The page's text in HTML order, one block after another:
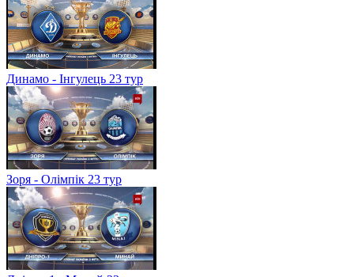
Динамо - Інгулець 23 тур
Зоря - Олімпік 23 тур